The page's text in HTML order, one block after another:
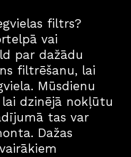
filtrs?
vai
par dažādu
filtrēšanu, lai
Mūsdienu
dzinējā nokļūtu
tas var
Dažas